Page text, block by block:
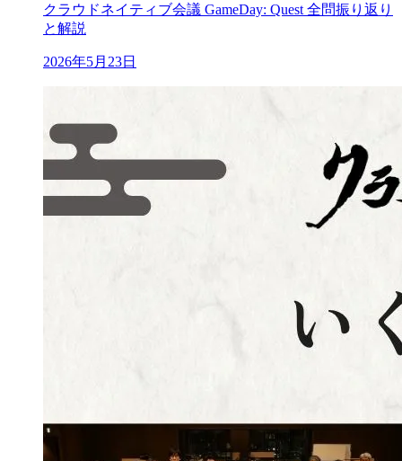
クラウドネイティブ会議 GameDay: Quest 全問振り返り
と解説
2026年5月23日